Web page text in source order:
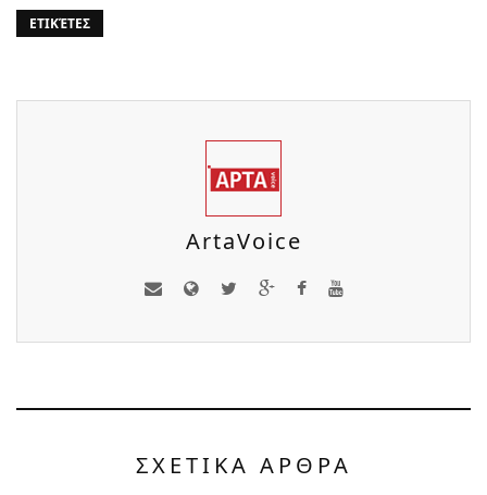
ΕΤΙΚΈΤΕΣ
ArtaVoice
ΣΧΕΤΙΚΑ ΑΡΘΡΑ